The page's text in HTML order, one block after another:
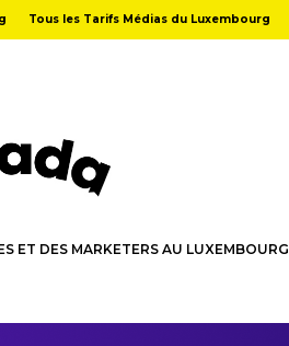
Tous les Tarifs Médias du Luxembourg
ET DES MARKETERS AU LUXEMBOURG